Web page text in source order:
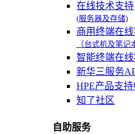
在线技术支持
(服务器及存储)
商用终端在
（台式机及笔记
智能终端在
新华三服务
HPE产品支
知了社区
自助服务